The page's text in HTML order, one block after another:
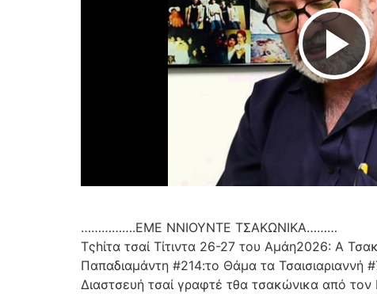
…………….ΕΜΕ ΝΝΙΟΥΝΤΕ ΤΣΑΚΩΝΙΚΑ………
Τςhίτα τσαί Τίτιντα 26-27 του Αμάη2026: Α
Παπαδιαμάντη #214:το Θάμα τα Τσαισιαριαννή
Διαστσευή τσαί γραφτέ τθα τσακώνικα από